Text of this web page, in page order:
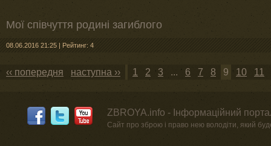
Мої співчуття родині загиблого
08.06.2016 21:25 | Рейтинг: 4
‹‹ попередня наступна ›› 1 2 3 ... 6 7 8 9 10 11
ZBROYA.info - Інформаційний
Сайт про зброю і право нею володіти, який